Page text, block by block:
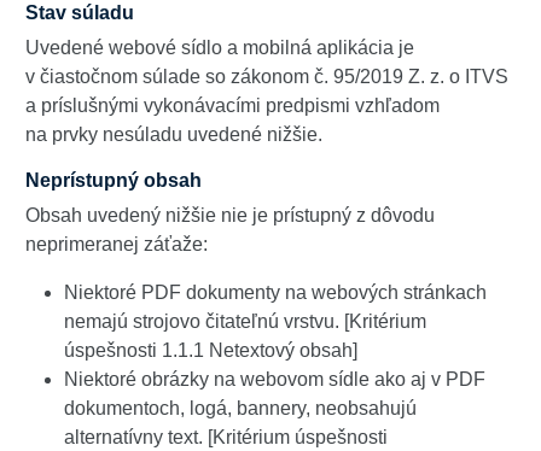
Stav súladu
Uvedené webové sídlo a mobilná aplikácia je
v čiastočnom súlade so zákonom č. 95/2019 Z. z. o ITVS
a príslušnými vykonávacími predpismi vzhľadom
na prvky nesúladu uvedené nižšie.
Neprístupný obsah
Obsah uvedený nižšie nie je prístupný z dôvodu
neprimeranej záťaže:
Niektoré PDF dokumenty na webových stránkach
nemajú strojovo čitateľnú vrstvu. [Kritérium
úspešnosti 1.1.1 Netextový obsah]
Niektoré obrázky na webovom sídle ako aj v PDF
dokumentoch, logá, bannery, neobsahujú
alternatívny text. [Kritérium úspešnosti